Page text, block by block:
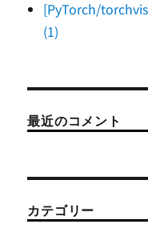
[PyTorch/
(1)
最近のコメント
カテゴリー